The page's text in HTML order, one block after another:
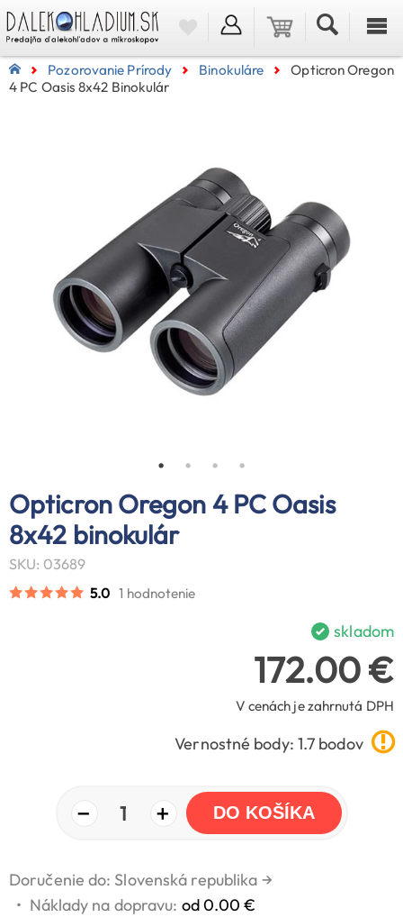
Pozorovanie Prírody Binokuláre
Opticron Oregon
4 PC Oasis 8x42 Binokulár
Opticron Oregon 4 PC Oasis
8x42 binokulár
SKU: 03689
5.0 1 hodnotenie
skladom
172.00 €
V cenách je zahrnutá DPH
Vernostné body: 1.7 bodov
− 1 + DO KOŠÍKA
Doručenie do: Slovenská republika →
• Náklady na dopravu: od 0.00 €